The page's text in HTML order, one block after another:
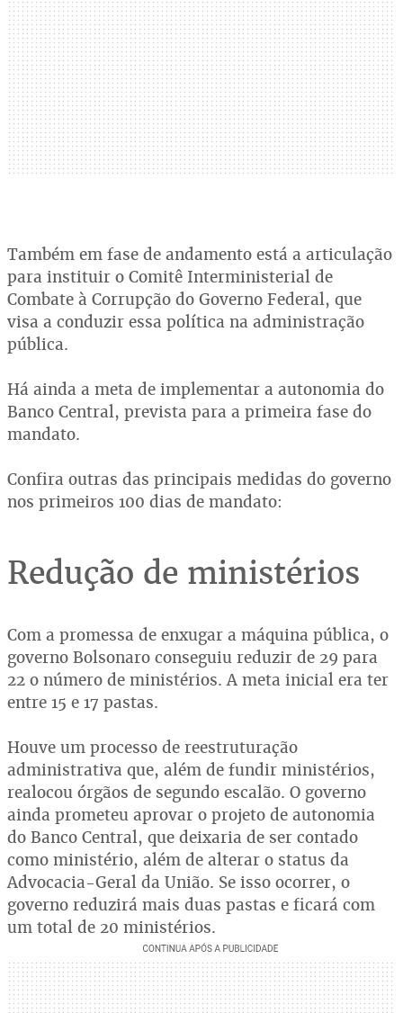
Também em fase de andamento está a articulação
para instituir o Comitê Interministerial de
Combate à Corrupção do Governo Federal, que
visa a conduzir essa política na administração
pública.
Há ainda a meta de implementar a autonomia do
Banco Central, prevista para a primeira fase do
mandato.
Confira outras das principais medidas do governo
nos primeiros 100 dias de mandato:
Redução de ministérios
Com a promessa de enxugar a máquina pública, o
governo Bolsonaro conseguiu reduzir de 29 para
22 o número de ministérios. A meta inicial era ter
entre 15 e 17 pastas.
Houve um processo de reestruturação
administrativa que, além de fundir ministérios,
realocou órgãos de segundo escalão. O governo
ainda prometeu aprovar o projeto de autonomia
do Banco Central, que deixaria de ser contado
como ministério, além de alterar o status da
Advocacia-Geral da União. Se isso ocorrer, o
governo reduzirá mais duas pastas e ficará com
um total de 20 ministérios.